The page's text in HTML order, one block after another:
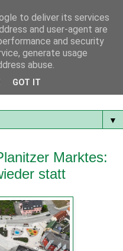
immer auf dem
▼
Marktes:
statt
to deliver its services
and user-agent are
and security
generate usage
abuse.
GOT IT